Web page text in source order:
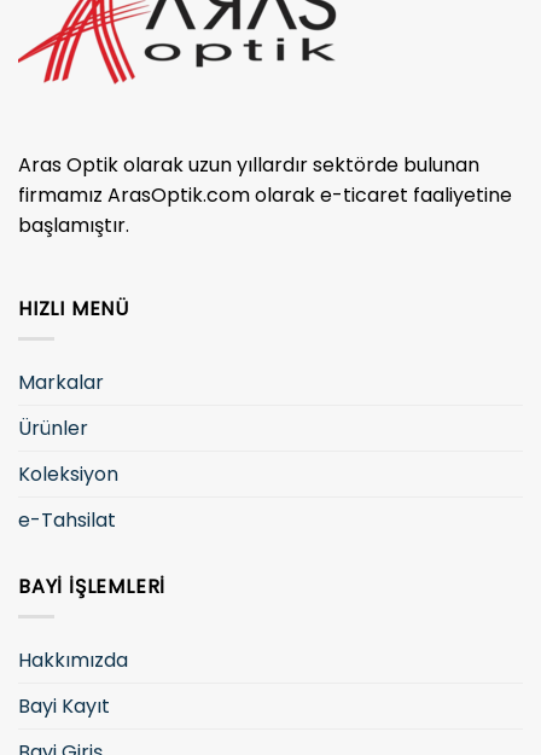
Aras Optik olarak uzun yıllardır sektörde bulunan
firmamız ArasOptik.com olarak e-ticaret faaliyetine
başlamıştır.
HIZLI MENÜ
Markalar
Ürünler
Koleksiyon
e-Tahsilat
BAYI İŞLEMLERI
Hakkımızda
Bayi Kayıt